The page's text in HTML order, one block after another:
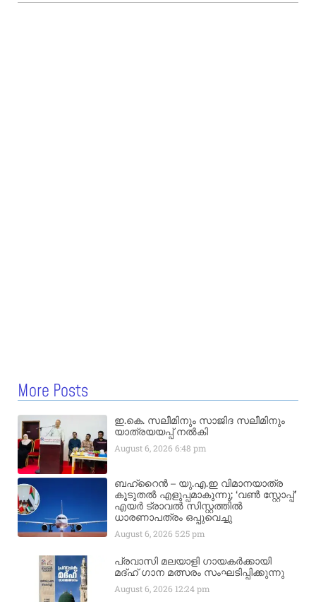
More Posts
ഇ.കെ. സലീമിനും സാജിദ സലീമിനും
യാത്രയയപ്പ് നൽകി
August 6, 20266:48 pm
ബഹ്‌റൈൻ – യു.എ.ഇ വിമാനയാത്ര
കൂടുതൽ എളുപ്പമാകുന്നു; ‘വൺ സ്റ്റോപ്പ്’
എയർ ട്രാവൽ സിസ്റ്റത്തിൽ
ധാരണാപത്രം ഒപ്പുവെച്ചു
August 6, 20265:25 pm
പ്രവാസി മലയാളി ഗായകർക്കായി
മദ്ഹ് ഗാന മത്സരം സംഘടിപ്പിക്കുന്നു
August 6, 2026 12:24 pm